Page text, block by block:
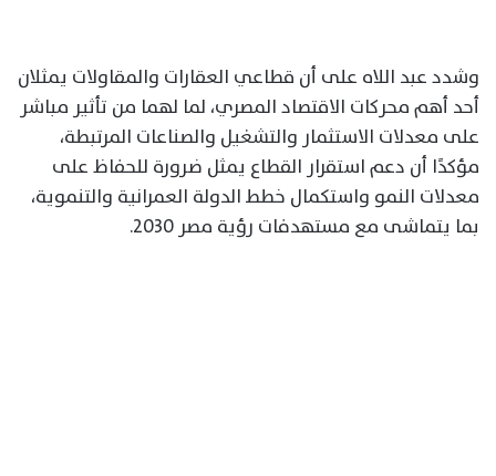
وشدد عبد اللاه على أن قطاعي العقارات والمقاولات يمثلان
أحد أهم محركات الاقتصاد المصري، لما لهما من تأثير مباشر
على معدلات الاستثمار والتشغيل والصناعات المرتبطة،
مؤكدًا أن دعم استقرار القطاع يمثل ضرورة للحفاظ على
معدلات النمو واستكمال خطط الدولة العمرانية والتنموية،
بما يتماشى مع مستهدفات رؤية مصر 2030.